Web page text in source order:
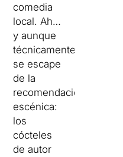
comedia
local. Ah…
y aunque
técnicamente
se escape
de la
recomendación
escénica:
los
cócteles
de autor